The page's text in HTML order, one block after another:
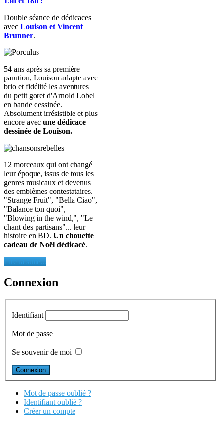
Double séance de dédicaces
avec Louison et Vincent
Brunner.
54 ans après sa première
parution, Louison adapte avec
brio et fidélité les aventures
du petit goret d'Arnold Lobel
en bande dessinée.
Absolument irrésistible et plus
encore avec une dédicace
dessinée de Louison.
12 morceaux qui ont changé
leur époque, issus de tous les
genres musicaux et devenus
des emblèmes contestataires.
"Strange Fruit", "Bella Ciao",
"Balance ton quoi",
"Blowing in the wind,", "Le
chant des partisans"... leur
histoire en BD. Un chouette
cadeau de Noël dédicacé.
Lire la suite...
Connexion
Identifiant
Mot de passe
Se souvenir de moi
Mot de passe oublié ?
Identifiant oublié ?
Créer un compte